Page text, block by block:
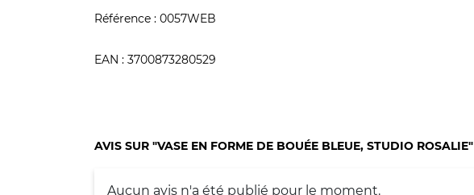
Référence : 0057WEB
EAN : 3700873280529
AVIS SUR "VASE EN FORME DE BOUÉE BLEUE, STUDIO ROSALIE"
Aucun avis n'a été publié pour le moment.